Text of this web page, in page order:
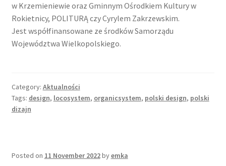
w Krzemieniewie oraz Gminnym Ośrodkiem Kultury w
Rokietnicy, POLITURĄ czy Cyrylem Zakrzewskim.
Jest współfinansowane ze środków Samorządu
Województwa Wielkopolskiego.
Category: Aktualności
Tags: design, locosystem, organicsystem, polski design, polski
dizajn
Posted on 11 November 2022byemka